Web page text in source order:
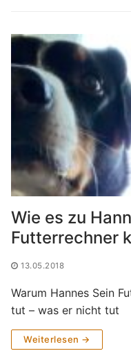
Wie es zu
Futterrechner
13.05.2018
Warum Hannes Sein
tut – was er nicht tut
Weiterlesen →